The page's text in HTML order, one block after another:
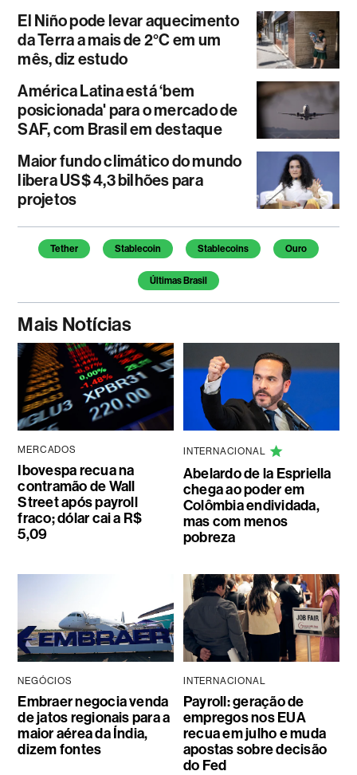
El Niño pode levar aquecimento
da Terra a mais de 2°C em um
mês, diz estudo
América Latina está ‘bem
posicionada' para o mercado de
SAF, com Brasil em destaque
Maior fundo climático do mundo
libera US$ 4,3 bilhões para
projetos
Temas deste artigo
Tether Stablecoin Stablecoins Ouro
Últimas Brasil
Mais Notícias
MERCADOS
Ibovespa recua na
contramão de Wall
Street após payroll
fraco; dólar cai a R$
5,09
INTERNACIONAL
Abelardo de la Espriella
chega ao poder em
Colômbia endividada,
mas com menos
pobreza
NEGÓCIOS
Embraer negocia venda
de jatos regionais para a
maior aérea da Índia,
dizem fontes
INTERNACIONAL
Payroll: geração de
empregos nos EUA
recua em julho e muda
apostas sobre decisão
do Fed